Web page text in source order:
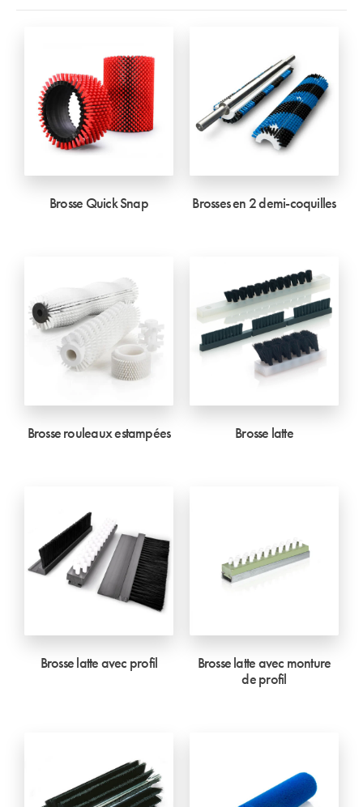
Brosse Quick Snap Brosses en 2 demi-coquilles
Brosse rouleaux estampées Brosse latte
Brosse latte avec profil
Brosse latte avec monture
de profil